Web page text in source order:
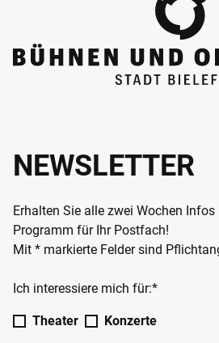
NEWSLETTER
Erhalten Sie alle zwei Wochen
Programm für Ihr Postfach!
Mit * markierte Felder sind
Ich interessiere mich für:*
Theater Konzerte